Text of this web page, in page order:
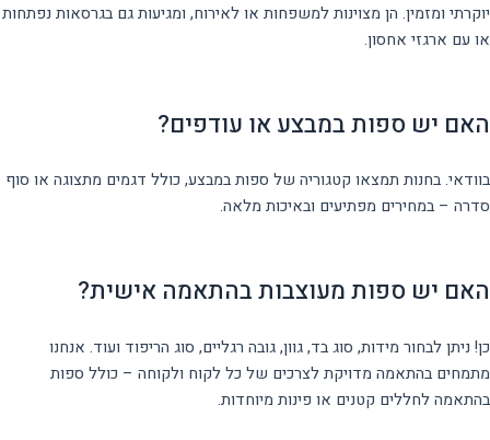
יוקרתי ומזמין. הן מצוינות למשפחות או לאירוח, ומגיעות גם בגרסאות נפתחות
או עם ארגזי אחסון.
האם יש ספות במבצע או עודפים?
בוודאי. בחנות תמצאו קטגוריה של ספות במבצע, כולל דגמים מתצוגה או סוף
סדרה – במחירים מפתיעים ובאיכות מלאה.
האם יש ספות מעוצבות בהתאמה אישית?
כן! ניתן לבחור מידות, סוג בד, גוון, גובה רגליים, סוג הריפוד ועוד. אנחנו
מתמחים בהתאמה מדויקת לצרכים של כל לקוח ולקוחה – כולל ספות
בהתאמה לחללים קטנים או פינות מיוחדות.